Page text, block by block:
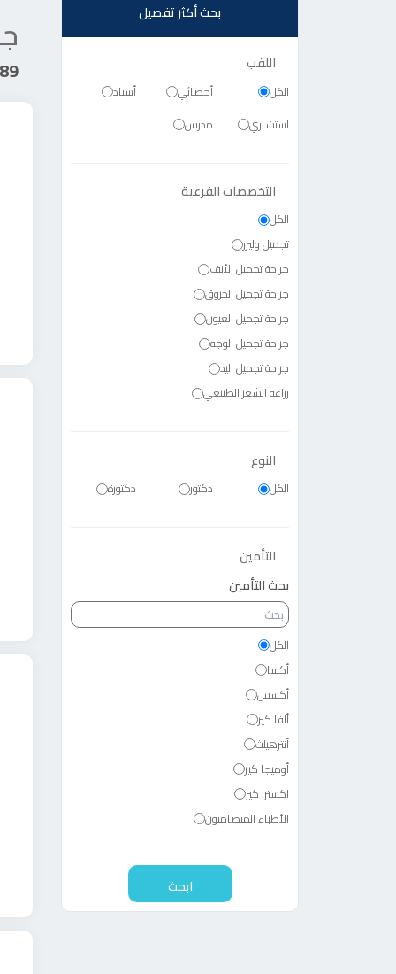
بحث أكثر تفصيل
اللقب
الكل أخصائي
أستاذ
استشاري
مدرس
التخصصات الفرعية
الكل
تجميل وليزر
جراحة تجميل الأنف
جراحة تجميل الحروق
جراحة تجميل العيون
جراحة تجميل الوجه
جراحة تجميل اليد
زراعة الشعر الطبيعي
النوع
الكل دكتور دكتورة
التأمين
بحث التأمين
الكل
أكسا
أكسس
ألفا كير
أنترهيلث
أوميجا كير
اكسترا كير
الأطباء المتضامنون
الأهلي سوسيته جنرال
الاهلي للتأمين
الاهلي للخدمات الطبية
ابحث
589